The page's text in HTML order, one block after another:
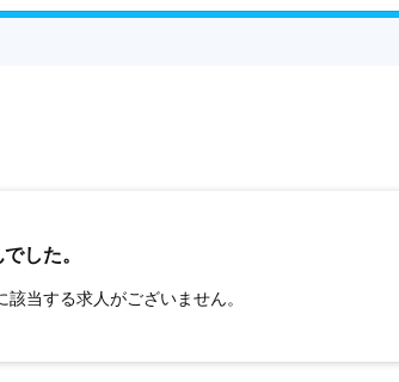
した。
当する求人がございません。